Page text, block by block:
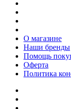
О магазине
Наши бренды
Помощь
Оферта
Политика